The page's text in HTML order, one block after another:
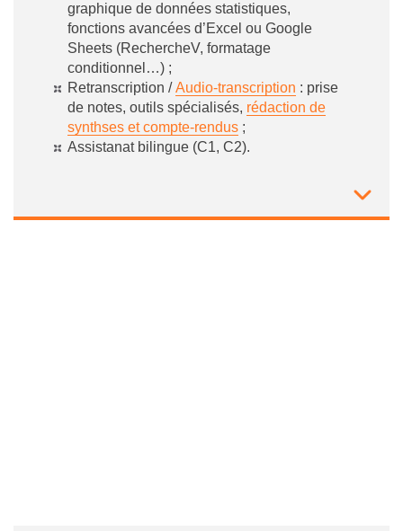
graphique de données statistiques,
fonctions avancées d’Excel ou Google
Sheets (RechercheV, formatage
conditionnel…) ;
Retranscription /Audio-transcription : prise
de notes, outils spécialisés, rédaction de
synthses et compte-rendus ;
Assistanat bilingue (C1, C2).